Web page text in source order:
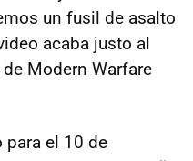
un fusil de asalto
acaba justo al
Modern Warfare
el 10 de